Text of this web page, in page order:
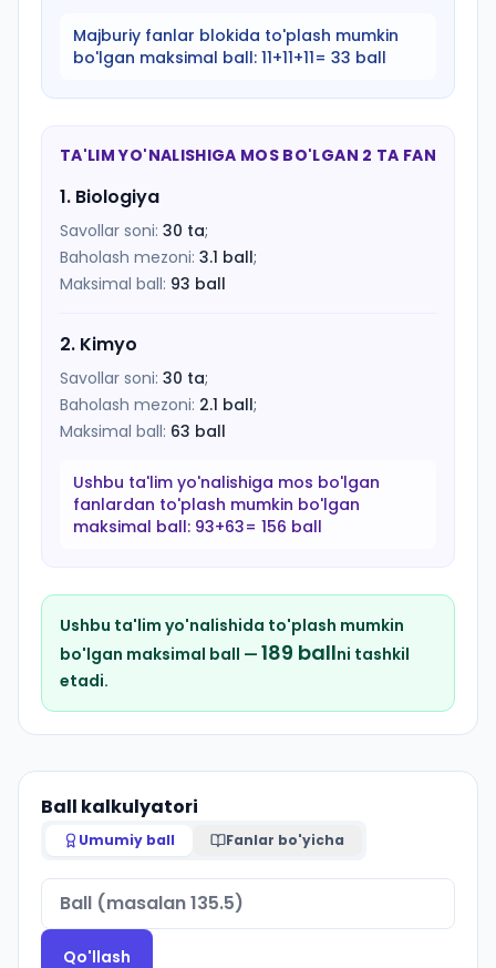
Majburiy fanlar blokida to'plash mumkin
bo'lgan maksimal ball: 11+11+11= 33 ball
TA'LIM YO'NALISHIGA MOS BO'LGAN 2 TA FAN
1. Biologiya
Savollar soni: 30 ta;
Baholash mezoni: 3.1 ball;
Maksimal ball: 93 ball
2. Kimyo
Savollar soni: 30 ta;
Baholash mezoni: 2.1 ball;
Maksimal ball: 63 ball
Ushbu ta'lim yo'nalishiga mos bo'lgan
fanlardan to'plash mumkin bo'lgan
maksimal ball: 93+63= 156 ball
Ushbu ta'lim yo'nalishida to'plash mumkin
bo'lgan maksimal ball — 189 ballni tashkil
etadi.
Ball kalkulyatori
Umumiy ball Fanlar bo'yicha
Qo'llash